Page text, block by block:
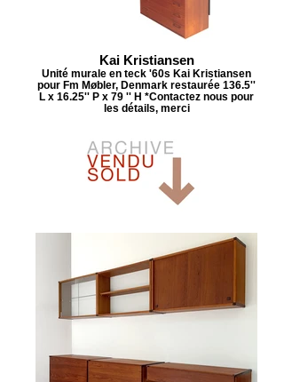
Kai Kristiansen
Unité murale en teck '60s Kai Kristiansen
pour Fm Møbler, Denmark restaurée 136.5''
L x 16.25'' P x 79 '' H *Contactez nous pour
les détails, merci